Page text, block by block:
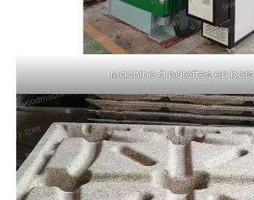
Machine à palettes en bois